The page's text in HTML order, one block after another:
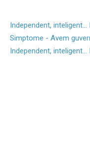
Independent,
Simptome - Avem
Independent,